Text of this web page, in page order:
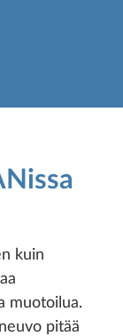
kuin
muotoilua.
pitää